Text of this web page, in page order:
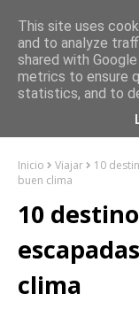
Inicio Viajar
10
buen clima
10
clima
This site uses
and to analyze
shared with
metrics to ensure
statistics, and to